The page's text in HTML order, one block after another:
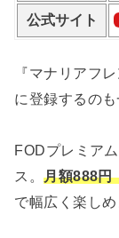
公式サイト
『マナリアフ
に登録するのも
FODプレミア
ス。月額888円
で幅広く楽しめ